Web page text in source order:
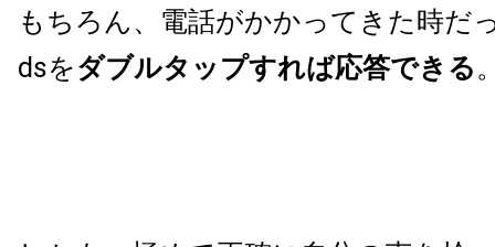
もちろん、電話がかかってきた時だ
dsをダブルタップすれば応答できる